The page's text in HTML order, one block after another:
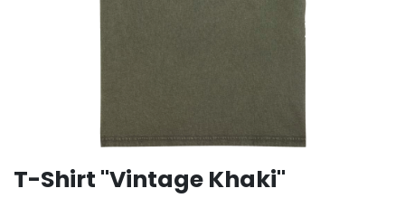
T-Shirt "Vintage Khaki"